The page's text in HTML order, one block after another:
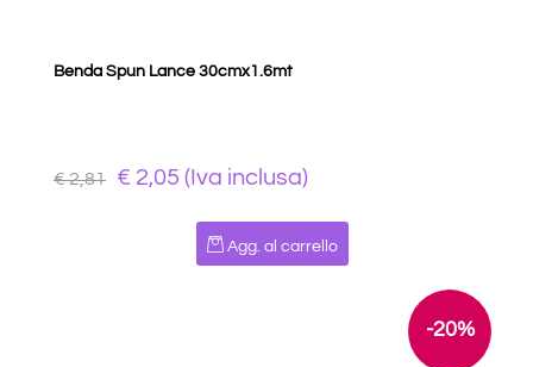
Benda Spun Lance 30cmx1.6mt
€ 2,81 € 2,05 (Iva inclusa)
Quantità
Agg. al carrello
-20%